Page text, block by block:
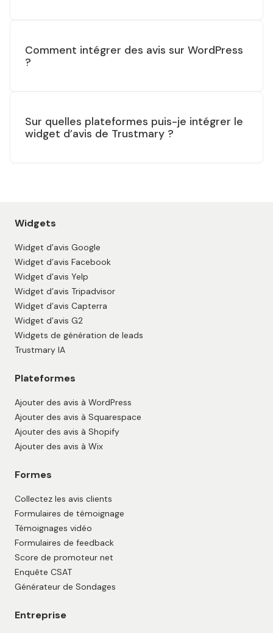
Comment intégrer des avis sur WordPress
?
Sur quelles plateformes puis-je intégrer le
widget d’avis de Trustmary ?
Widgets
Widget d’avis Google
Widget d’avis Facebook
Widget d’avis Yelp
Widget d’avis Tripadvisor
Widget d’avis Capterra
Widget d’avis G2
Widgets de génération de leads
Trustmary IA
Plateformes
Ajouter des avis à WordPress
Ajouter des avis à Squarespace
Ajouter des avis à Shopify
Ajouter des avis à Wix
Formes
Collectez les avis clients
Formulaires de témoignage
Témoignages vidéo
Formulaires de feedback
Score de promoteur net
Enquête CSAT
Générateur de Sondages
Entreprise